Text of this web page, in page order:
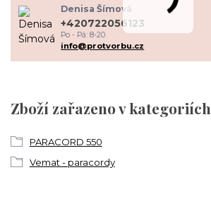
Zboží zařazeno v kategoriích
PARACORD 550
Vemat - paracordy
Denisa Šímová
+420722056123
Po - Pá: 8-20
info@protvorbu.cz